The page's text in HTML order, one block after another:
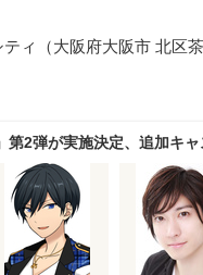
ィ（大阪府大阪市 北区茶
2弾が実施決定、追加キャ